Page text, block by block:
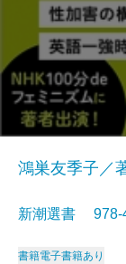
鴻巣友季子／
新潮選書 978-
書籍電子書籍あり